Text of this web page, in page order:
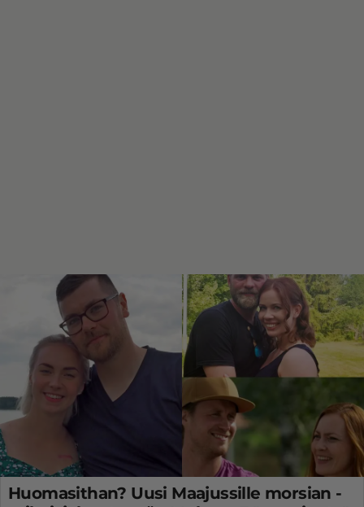
Huomasithan? Uusi Maajussille morsian -